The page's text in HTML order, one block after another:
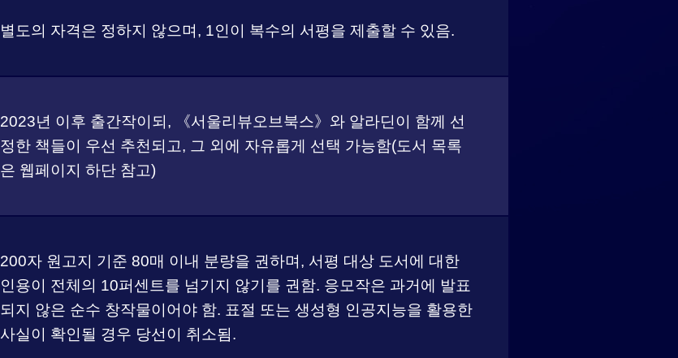
별도의 자격은 정하지 않으며, 1인이 복수의 서평을 제출할 수 있음.
2023년 이후 출간작이되, 《서울리뷰오브북스》와 알라딘이 함께 선
정한 책들이 우선 추천되고, 그 외에 자유롭게 선택 가능함(도서 목록
은 웹페이지 하단 참고)
200자 원고지 기준 80매 이내 분량을 권하며, 서평 대상 도서에 대한
인용이 전체의 10퍼센트를 넘기지 않기를 권함. 응모작은 과거에 발표
되지 않은 순수 창작물이어야 함. 표절 또는 생성형 인공지능을 활용한
사실이 확인될 경우 당선이 취소됨.